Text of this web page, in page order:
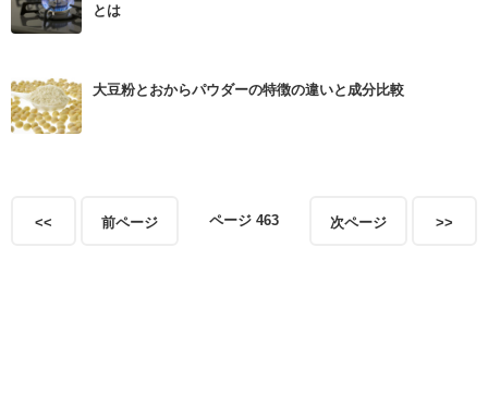
とは
大豆粉とおからパウダーの特徴の違いと成分比較
ページ 463
<< 前ページ 次ページ >>